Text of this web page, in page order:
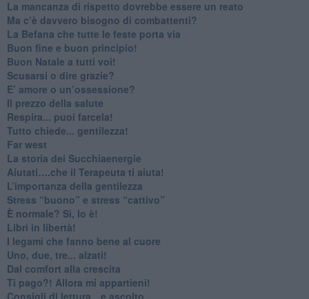
​La mancanza di rispetto dovrebbe essere un reato
​Ma c’è davvero bisogno di combattenti?
​La Befana che tutte le feste porta via
Buon fine e buon principio!
​Buon Natale a tutti voi!
​Scusarsi o dire grazie?
​E’ amore o un’ossessione?
​Il prezzo della salute
​Respira... puoi farcela!
​Tutto chiede... gentilezza!
​Far west
​La storia dei Succhiaenergie
​Aiutati….che il Terapeuta ti aiuta!
​L’importanza della gentilezza
​Stress “buono” e stress “cattivo”
​È normale? Sì, lo è!
​Libri in libertà!
​I legami che fanno bene al cuore
Uno, due, tre... alzati!​
​Dal comfort alla crescita
​Ti pago?! Allora mi appartieni!​
​Consigli di lettura…e ascolto